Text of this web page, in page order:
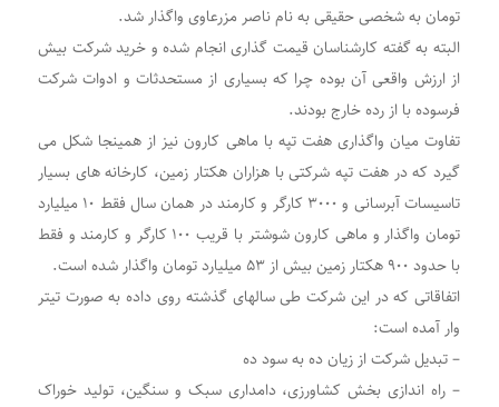
تومان به شخصی حقیقی به نام ناصر مزرعاوی واگذار شد.
البته به گفته کارشناسان قیمت گذاری انجام شده و خرید شرکت بیش
از ارزش واقعی آن بوده چرا که بسیاری از مستحدثات و ادوات شرکت
فرسوده با از رده خارج بودند.
تفاوت میان واگذاری هفت تپه با ماهی کارون نیز از همینجا شکل می
گیرد که در هفت تپه شرکتی با هزاران هکتار زمین، کارخانه های بسیار
تاسیسات آبرسانی و ۳۰۰۰ کارگر و کارمند در همان سال فقط ۱۰ میلیارد
تومان واگذار و ماهی کارون شوشتر با قریب ۱۰۰ کارگر و کارمند و فقط
با حدود ۹۰۰ هکتار زمین بیش از ۵۳ میلیارد تومان واگذار شده است.
اتفاقاتی که در این شرکت طی سالهای گذشته روی داده به صورت تیتر
وار آمده است:
– تبدیل شرکت از زیان ده به سود ده
– راه اندازی بخش کشاورزی، دامداری سبک و سنگین، تولید خوراک